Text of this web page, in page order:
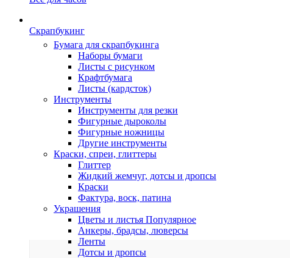
Скрапбукинг
Бумага для скрапбукинга
Наборы бумаги
Листы с рисунком
Крафтбумага
Листы (кардсток)
Инструменты
Инструменты для резки
Фигурные дыроколы
Фигурные ножницы
Другие инструменты
Краски, спреи, глиттеры
Глиттер
Жидкий жемчуг, дотсы и дропсы
Краски
Фактура, воск, патина
Украшения
Цветы и листья Популярное
Анкеры, брадсы, люверсы
Ленты
Дотсы и дропсы